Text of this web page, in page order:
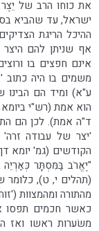
את כוחו הרב של
ישראל, עד שהביא
ההיכל הריגת
אף שניתן להם
אינם חפצים בו
משמים בו היה
ע"א) ומיד הם
הוא אמת (רש"י
ד"ה אמת). לכן הם
'יצר של עבודה
הקודשים (גמ' יומא
"יֶאֱרֹב בַּמִּסְתָּר
(תהלים י, ט), כלומר
מהתורה ומהמצוות
כאשר חכמים תפסו
משׂערות ראשו ואז